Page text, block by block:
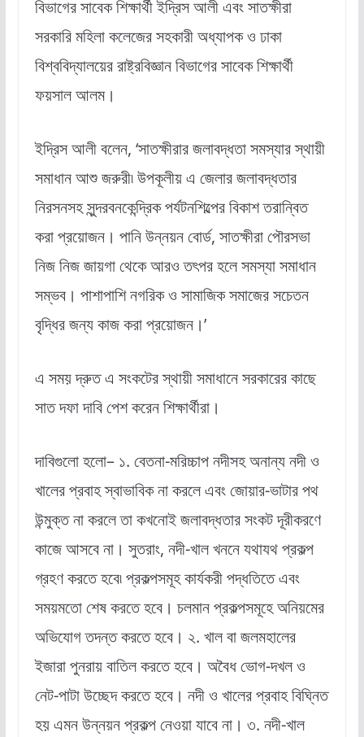
বিভাগের সাবেক শিক্ষার্থী ইদ্রিস আলী এবং সাতক্ষীরা
সরকারি মহিলা কলেজের সহকারী অধ্যাপক ও ঢাকা
বিশ্ববিদ্যালয়ের রাষ্ট্রবিজ্ঞান বিভাগের সাবেক শিক্ষার্থী
ফয়সাল আলম।
ইদ্রিস আলী বলেন, ‘সাতক্ষীরার জলাবদ্ধতা সমস্যার স্থায়ী
সমাধান আশু জরুরী৷ উপকূলীয় এ জেলার জলাবদ্ধতার
নিরসনসহ সুন্দরবনকেন্দ্রিক পর্যটনশিল্পের বিকাশ তরান্বিত
করা প্রয়োজন। পানি উন্নয়ন বোর্ড, সাতক্ষীরা পৌরসভা
নিজ নিজ জায়গা থেকে আরও তৎপর হলে সমস্যা সমাধান
সম্ভব। পাশাপাশি নগরিক ও সামাজিক সমাজের সচেতন
বৃদ্ধির জন্য কাজ করা প্রয়োজন।’
এ সময় দ্রুত এ সংকটের স্থায়ী সমাধানে সরকারের কাছে
সাত দফা দাবি পেশ করেন শিক্ষার্থীরা।
দাবিগুলো হলো– ১. বেতনা-মরিচ্চাপ নদীসহ অনান্য নদী ও
খালের প্রবাহ স্বাভাবিক না করলে এবং জোয়ার-ভাটার পথ
উন্মুক্ত না করলে তা কখনোই জলাবদ্ধতার সংকট দূরীকরণে
কাজে আসবে না। সুতরাং, নদী-খাল খননে যথাযথ প্রকল্প
গ্রহণ করতে হবে৷ প্রকল্পসমূহ কার্যকরী পদ্ধতিতে এবং
সময়মতো শেষ করতে হবে। চলমান প্রকল্পসমূহে অনিয়মের
অভিযোগ তদন্ত করতে হবে। ২. খাল বা জলমহালের
ইজারা পুনরায় বাতিল করতে হবে। অবৈধ ভোগ-দখল ও
নেট-পাটা উচ্ছেদ করতে হবে। নদী ও খালের প্রবাহ বিঘ্নিত
হয় এমন উন্নয়ন প্রকল্প নেওয়া যাবে না। ৩. নদী-খাল